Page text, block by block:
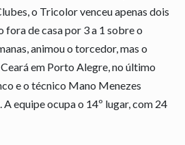
o Tricolor venceu apenas dois
fora de casa por 3 a 1 sobre o
animou o torcedor, mas o
em Porto Alegre, no último
e o técnico Mano Menezes
equipe ocupa o 14º lugar, com 24